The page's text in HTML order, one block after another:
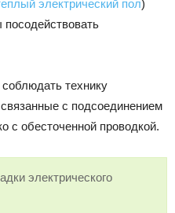
электрический пол)
технику
с подсоединением
с обесточенной проводкой.
электрического